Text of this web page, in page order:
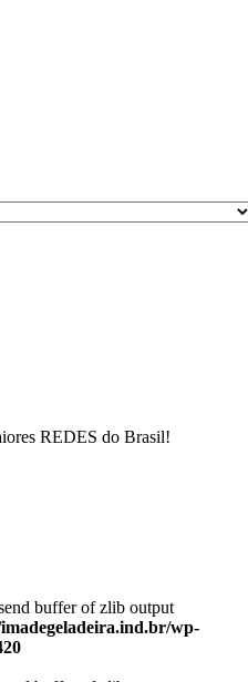
REDES do Brasil!
buffer of zlib output
wp-